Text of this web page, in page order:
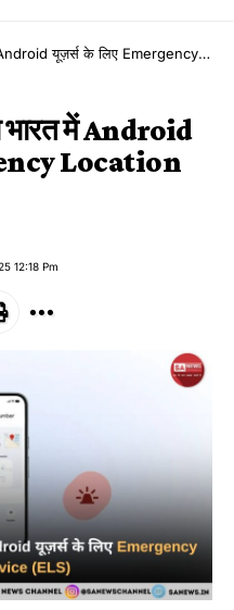
के लिए Emergency Location Service (ELS)
भारत में Android
Location
12:18 Pm